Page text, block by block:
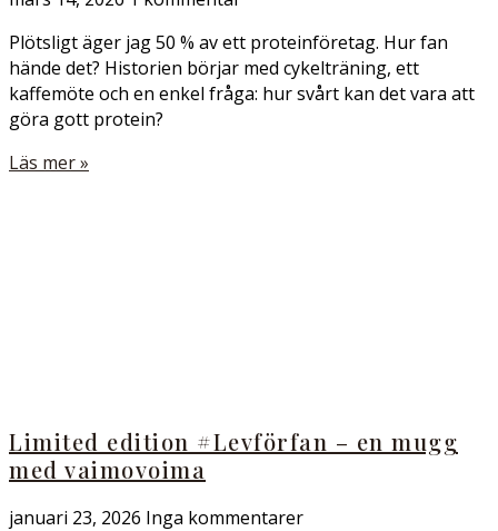
Plötsligt äger jag 50 % av ett proteinföretag. Hur fan
hände det? Historien börjar med cykelträning, ett
kaffemöte och en enkel fråga: hur svårt kan det vara att
göra gott protein?
Läs mer »
Limited edition #Levförfan – en mugg
med vaimovoima
januari 23, 2026 Inga kommentarer